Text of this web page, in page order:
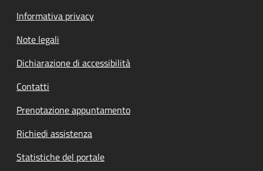
Informativa privacy
Note legali
Dichiarazione di accessibilità
Contatti
Prenotazione appuntamento
Richiedi assistenza
Statistiche del portale